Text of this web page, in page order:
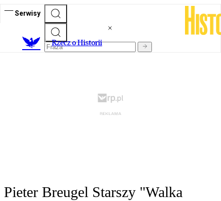
Serwisy
Rzecz o Historii
Pieter Breugel Starszy "Walka